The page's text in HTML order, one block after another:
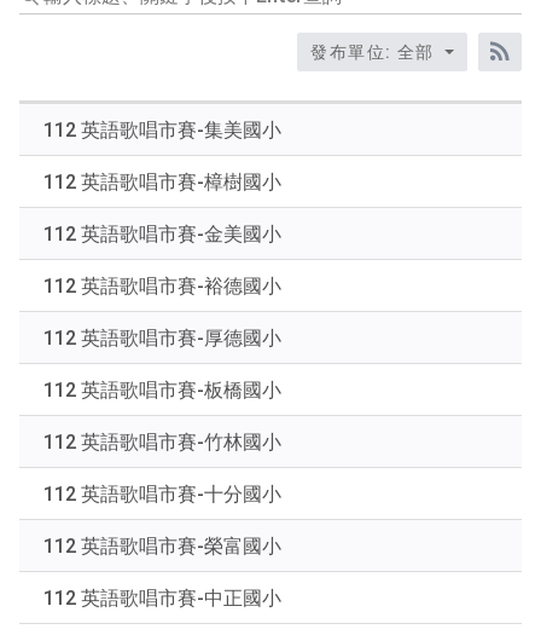
入
下
Enter
查
發布單位: 全部
112 英語歌唱市賽-集美國小
112 英語歌唱市賽-樟樹國小
112 英語歌唱市賽-金美國小
112 英語歌唱市賽-裕德國小
112 英語歌唱市賽-厚德國小
112 英語歌唱市賽-板橋國小
112 英語歌唱市賽-竹林國小
112 英語歌唱市賽-十分國小
112 英語歌唱市賽-榮富國小
112 英語歌唱市賽-中正國小